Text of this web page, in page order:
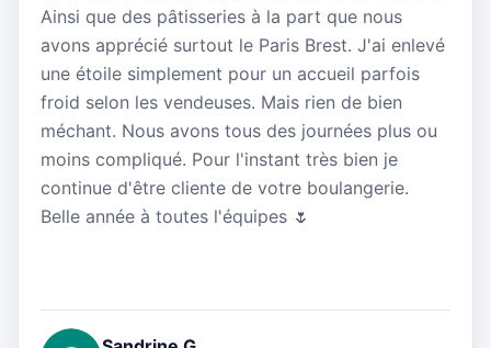
Ainsi que des pâtisseries à la part que nous
avons apprécié surtout le Paris Brest. J'ai enlevé
une étoile simplement pour un accueil parfois
froid selon les vendeuses. Mais rien de bien
méchant. Nous avons tous des journées plus ou
moins compliqué. Pour l'instant très bien je
continue d'être cliente de votre boulangerie.
Belle année à toutes l'équipes 🌷